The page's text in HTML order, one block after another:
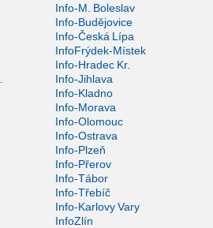
Info-M. Boleslav
Info-Budějovice
Info-Česká Lípa
InfoFrýdek-Místek
Info-Hradec Kr.
Info-Jihlava
Info-Kladno
Info-Morava
Info-Olomouc
Info-Ostrava
Info-Plzeň
Info-Přerov
Info-Tábor
Info-Třebíč
Info-Karlovy Vary
InfoZlín